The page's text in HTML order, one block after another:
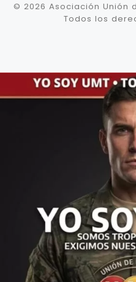
© 2026 Asociación Unión
Todos los